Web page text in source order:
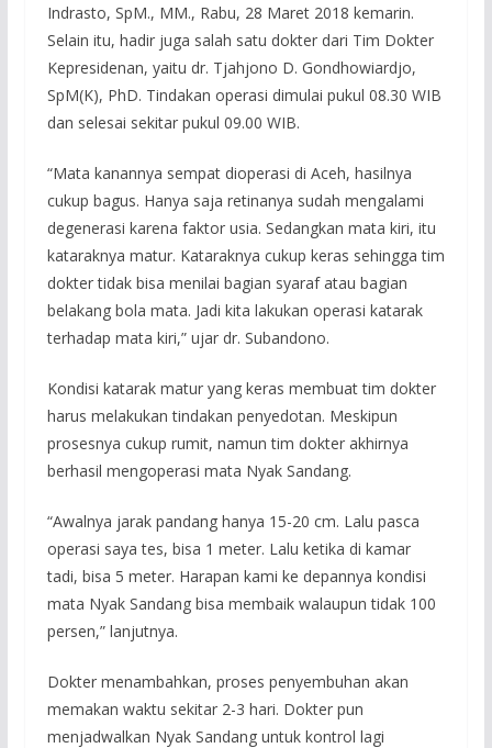
Indrasto, SpM., MM., Rabu, 28 Maret 2018 kemarin.
Selain itu, hadir juga salah satu dokter dari Tim Dokter
Kepresidenan, yaitu dr. Tjahjono D. Gondhowiardjo,
SpM(K), PhD. Tindakan operasi dimulai pukul 08.30 WIB
dan selesai sekitar pukul 09.00 WIB.
“Mata kanannya sempat dioperasi di Aceh, hasilnya
cukup bagus. Hanya saja retinanya sudah mengalami
degenerasi karena faktor usia. Sedangkan mata kiri, itu
kataraknya matur. Kataraknya cukup keras sehingga tim
dokter tidak bisa menilai bagian syaraf atau bagian
belakang bola mata. Jadi kita lakukan operasi katarak
terhadap mata kiri,” ujar dr. Subandono.
Kondisi katarak matur yang keras membuat tim dokter
harus melakukan tindakan penyedotan. Meskipun
prosesnya cukup rumit, namun tim dokter akhirnya
berhasil mengoperasi mata Nyak Sandang.
“Awalnya jarak pandang hanya 15-20 cm. Lalu pasca
operasi saya tes, bisa 1 meter. Lalu ketika di kamar
tadi, bisa 5 meter. Harapan kami ke depannya kondisi
mata Nyak Sandang bisa membaik walaupun tidak 100
persen,” lanjutnya.
Dokter menambahkan, proses penyembuhan akan
memakan waktu sekitar 2-3 hari. Dokter pun
menjadwalkan Nyak Sandang untuk kontrol lagi